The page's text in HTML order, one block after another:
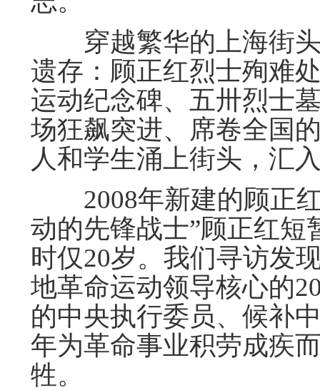
穿越繁华的上海街头
遗存：顾正红烈士殉难
运动纪念碑、五卅烈士
场狂飙突进、席卷全国
人和学生涌上街头，汇
2008年新建的顾正红
动的先锋战士”顾正红
时仅20岁。我们寻访发
地革命运动领导核心的
的中央执行委员、候补
年为革命事业积劳成疾
牲。